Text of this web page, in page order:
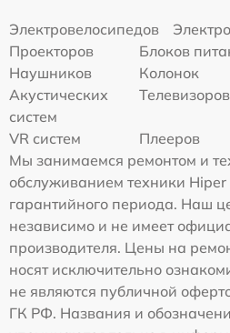
Электровелосипедов
Проекторов
Блоков
Наушников
Колонок
Акустических
систем
Телевизоров
VR систем
Плееров
Мы занимаемся ремонтом и
обслуживанием техники Hiper
гарантийного периода. Наш
независимо и не имеет
производителя. Цены на
носят исключительно
не являются публичной
ГК РФ. Названия и